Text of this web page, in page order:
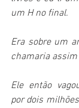
um H no final.
Era sobre um
chamaria
Ele então
por dois